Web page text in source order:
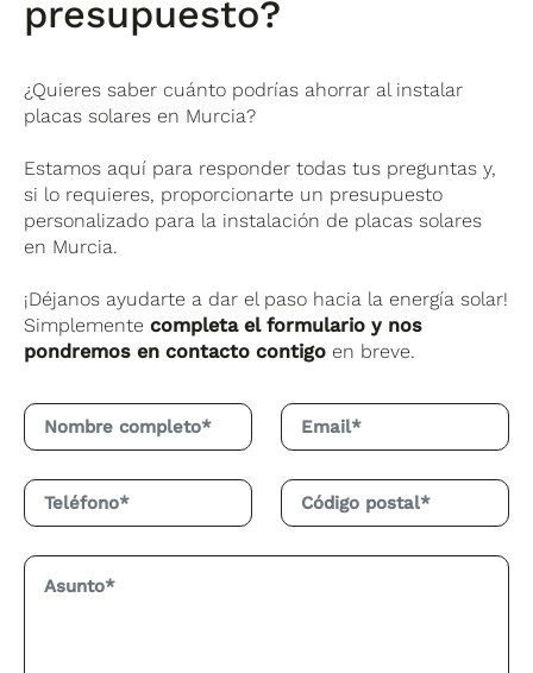
presupuesto?
¿Quieres saber cuánto podrías ahorrar al instalar
placas solares en Murcia?
Estamos aquí para responder todas tus preguntas y,
si lo requieres, proporcionarte un presupuesto
personalizado para la instalación de placas solares
en Murcia.
¡Déjanos ayudarte a dar el paso hacia la energía solar!
Simplementecompleta el formulario y nos
pondremos en contacto contigo en breve.